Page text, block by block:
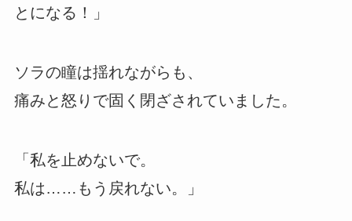
とになる！」
ソラの瞳は揺れながらも、
痛みと怒りで固く閉ざされていました。
「私を止めないで。
私は……もう戻れない。」